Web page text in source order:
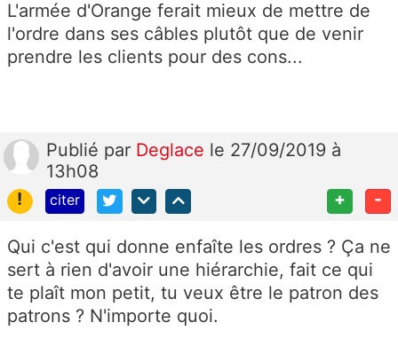
L'armée d'Orange ferait mieux de mettre de
l'ordre dans ses câbles plutôt que de venir
prendre les clients pour des cons...
Publié par Deglace le 27/09/2019 à
13h08
!
citer + -
Qui c'est qui donne enfaîte les ordres ? Ça ne
sert à rien d'avoir une hiérarchie, fait ce qui
te plaît mon petit, tu veux être le patron des
patrons ? N'importe quoi.